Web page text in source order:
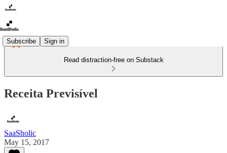
Subscribe Sign in
Read distraction-free on Substack
Receita Previsível
SaaSholic
May 15, 2017